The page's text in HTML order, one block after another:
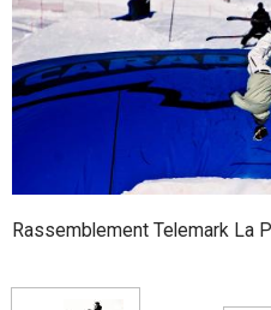
Rassemblement Telemark La